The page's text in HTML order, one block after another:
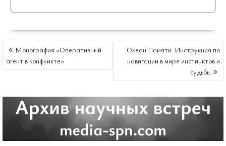
НАВИГАЦИЯ
ПО
ЗАПИСЯМ
Монография «Оперативный
агент в конфликте»
Океан Памяти: Инструкция по
навигации в мире инстинктов и
судьбы